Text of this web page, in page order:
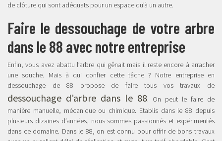
de clôture qui sont adéquats pour un espace qu’à un autre.
Faire le dessouchage de votre arbre
dans le 88 avec notre entreprise
Enfin, vous avez abattu l’arbre qui gênait mais il reste encore à arracher
une souche. Mais à qui confier cette tâche ? Notre entreprise en
dessouchage de 88 propose de faire tous vos travaux de
dessouchage d’arbre dans le 88. On peut le faire de
manière manuelle, mécanique ou chimique. Etablis dans le 88 depuis
plusieurs dizaines d’années, nous sommes passionnés et expérimentés
dans ce domaine. Dans le 88, on est connu pour offrir de bons travaux